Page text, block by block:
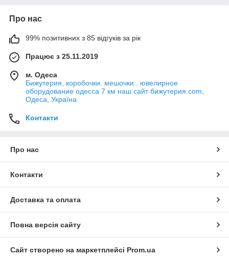
Про нас
99% позитивних з 85 відгуків за рік
Працює з 25.11.2019
м. Одеса
Бижутерия, коробочки. мешочки . ювелирное
оборудование одесса 7 км наш сайт бижутерия.com,
Одеса, Україна
Контакти
Про нас
Контакти
Доставка та оплата
Повна версія сайту
Сайт створено на маркетплейсі Prom.ua